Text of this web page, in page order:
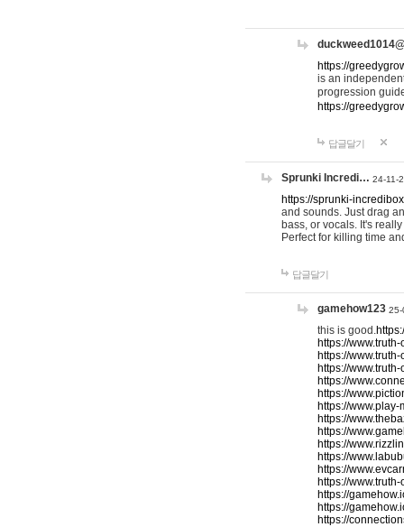
https://
is an
progression
https://
답글달기
Sprunki Incredi… 24-11-
https://sprunki-
and sounds. Just drag
bass, or vocals. It's
Perfect for killing time
답글달기
gamehow123 25-
this is good.
https://
https://
https://
https://
https://
https://
https://
https://
https://
https://
https://
https://
https://
https://
https://